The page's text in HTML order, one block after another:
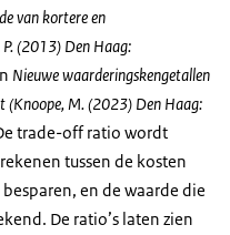
van kortere en
(2013) Den Haag:
Nieuwe waarderingskengetallen
(Knoope, M. (2023) Den Haag:
trade-off ratio wordt
tussen de kosten
en de waarde die
De ratio’s laten zien